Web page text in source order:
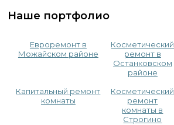
Наше портфолио
Евроремонт в
Можайском районе
Косметический
ремонт в
Останковском
районе
Капитальный ремонт
комнаты
Косметический
ремонт
комнаты в
Строгино